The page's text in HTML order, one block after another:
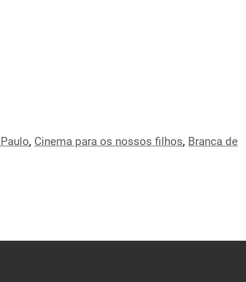
, Cinema para os nossos filhos, Branca de